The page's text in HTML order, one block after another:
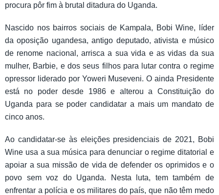
procura pôr fim à brutal ditadura do Uganda.
Nascido nos bairros sociais de Kampala, Bobi Wine, líder
da oposição ugandesa, antigo deputado, ativista e músico
de renome nacional, arrisca a sua vida e as vidas da sua
mulher, Barbie, e dos seus filhos para lutar contra o regime
opressor liderado por Yoweri Museveni. O ainda Presidente
está no poder desde 1986 e alterou a Constituição do
Uganda para se poder candidatar a mais um mandato de
cinco anos.
Ao candidatar-se às eleições presidenciais de 2021, Bobi
Wine usa a sua música para denunciar o regime ditatorial e
apoiar a sua missão de vida de defender os oprimidos e o
povo sem voz do Uganda. Nesta luta, tem também de
enfrentar a polícia e os militares do país, que não têm medo